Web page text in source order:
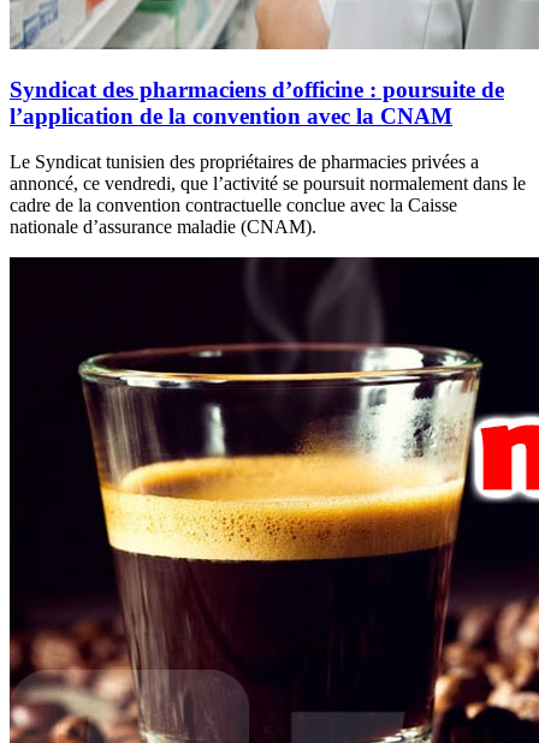
Syndicat des pharmaciens d’officine : poursuite de
l’application de la convention avec la CNAM
Le Syndicat tunisien des propriétaires de pharmacies privées a
annoncé, ce vendredi, que l’activité se poursuit normalement dans le
cadre de la convention contractuelle conclue avec la Caisse
nationale d’assurance maladie (CNAM).